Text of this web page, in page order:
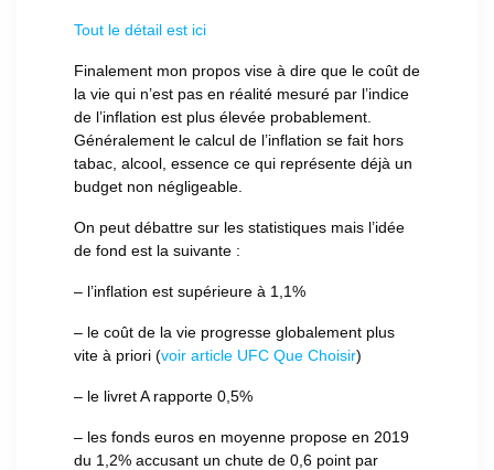
Tout le détail est ici
Finalement mon propos vise à dire que le coût de
la vie qui n’est pas en réalité mesuré par l’indice
de l’inflation est plus élevée probablement.
Généralement le calcul de l’inflation se fait hors
tabac, alcool, essence ce qui représente déjà un
budget non négligeable.
On peut débattre sur les statistiques mais l’idée
de fond est la suivante :
– l’inflation est supérieure à 1,1%
– le coût de la vie progresse globalement plus
vite à priori (voir article UFC Que Choisir)
– le livret A rapporte 0,5%
– les fonds euros en moyenne propose en 2019
du 1,2% accusant un chute de 0,6 point par